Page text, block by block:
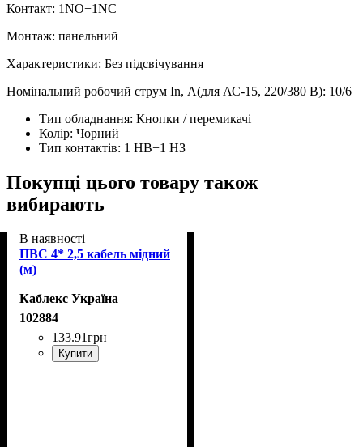
Контакт: 1NO+1NC
Монтаж: панельний
Характеристики: Без підсвічування
Номінальний робочий струм In, А(для АС-15, 220/380 В): 10/6
Тип обладнання: Кнопки / перемикачі
Колір: Чорний
Тип контактів: 1 НВ+1 НЗ
Покупці цього товару також
вибирають
В наявності
ПВС 4* 2,5 кабель мідний
(м)
Каблекс Україна
102884
133.91грн
Купити